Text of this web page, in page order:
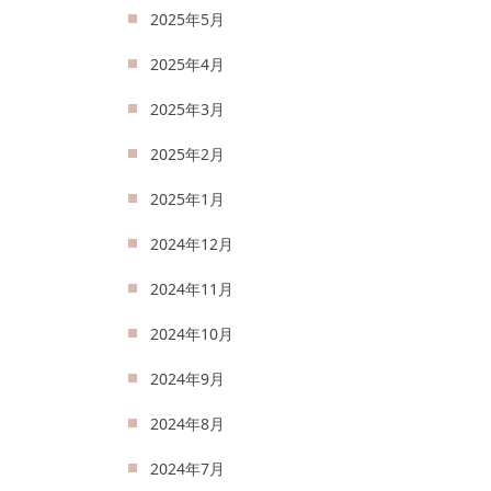
2025年5月
2025年4月
2025年3月
2025年2月
2025年1月
2024年12月
2024年11月
2024年10月
2024年9月
2024年8月
2024年7月